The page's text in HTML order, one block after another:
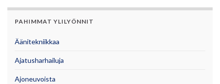
PAHIMMAT YLILYÖNNIT
Äänitekniikkaa
Ajatusharhailuja
Ajoneuvoista